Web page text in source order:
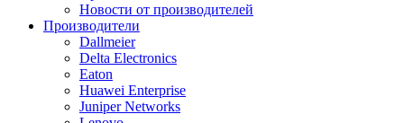
Новости от производителей
Производители
Dallmeier
Delta Electronics
Eaton
Huawei Enterprise
Juniper Networks